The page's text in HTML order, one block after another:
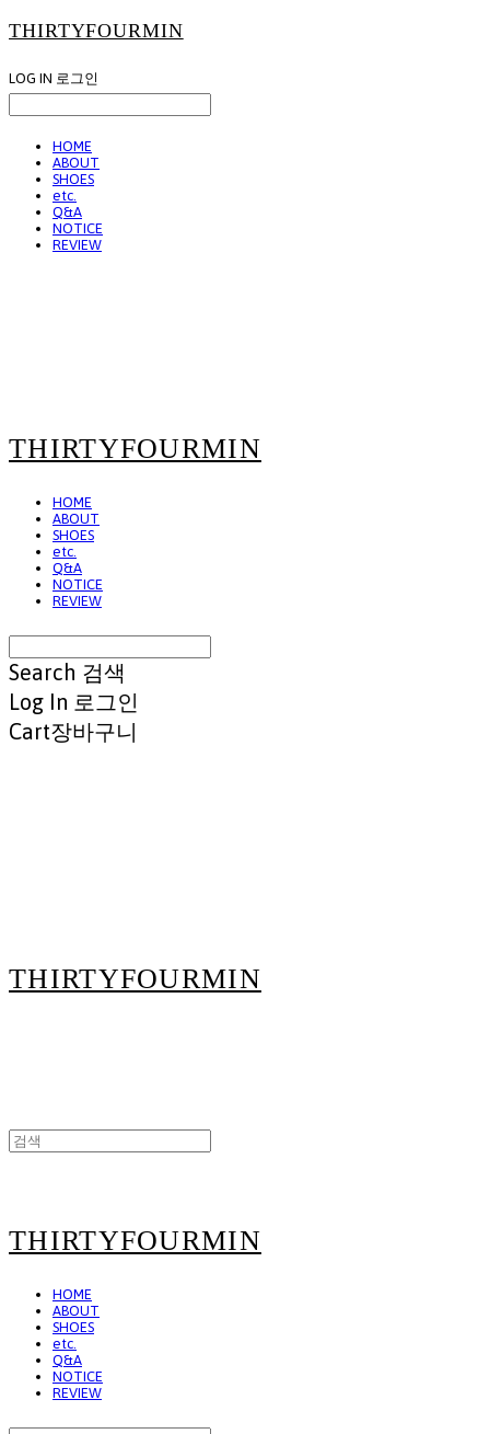
THIRTYFOURMIN
LOG IN 로그인
HOME
ABOUT
SHOES
etc.
Q&A
NOTICE
REVIEW
THIRTYFOURMIN
HOME
ABOUT
SHOES
etc.
Q&A
NOTICE
REVIEW
Search 검색
Log In 로그인
Cart장바구니
THIRTYFOURMIN
THIRTYFOURMIN
HOME
ABOUT
SHOES
etc.
Q&A
NOTICE
REVIEW